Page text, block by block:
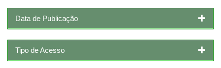
Data de Publicação
Tipo de Acesso